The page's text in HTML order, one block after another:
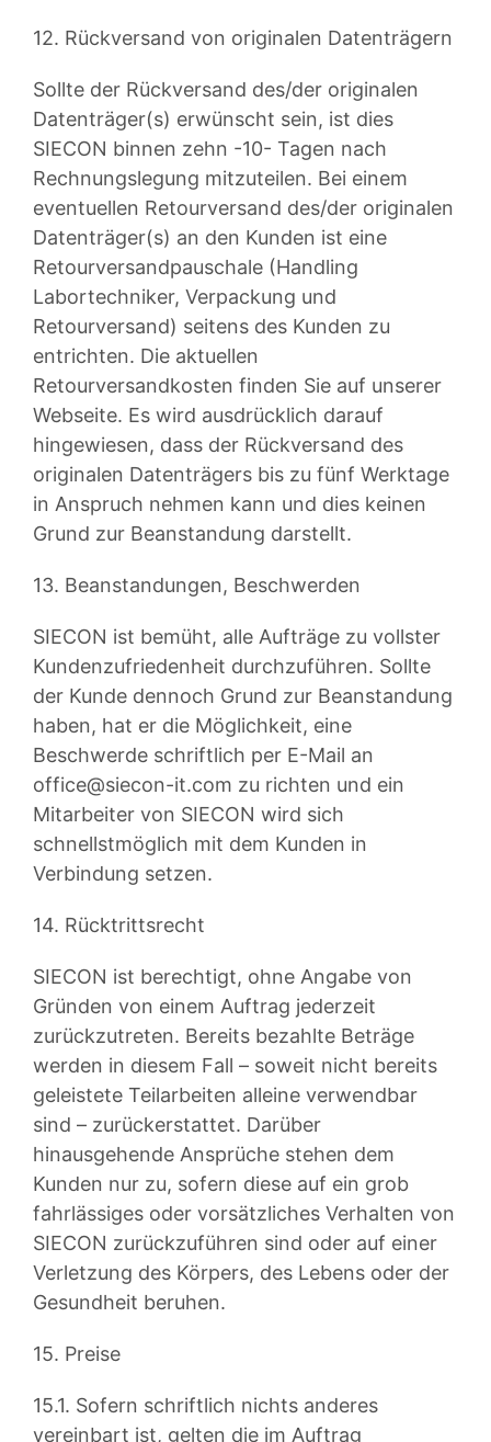
12. Rückversand von originalen Datenträgern
Sollte der Rückversand des/der originalen
Datenträger(s) erwünscht sein, ist dies
SIECON binnen zehn -10- Tagen nach
Rechnungslegung mitzuteilen. Bei einem
eventuellen Retourversand des/der originalen
Datenträger(s) an den Kunden ist eine
Retourversandpauschale (Handling
Labortechniker, Verpackung und
Retourversand) seitens des Kunden zu
entrichten. Die aktuellen
Retourversandkosten finden Sie auf unserer
Webseite. Es wird ausdrücklich darauf
hingewiesen, dass der Rückversand des
originalen Datenträgers bis zu fünf Werktage
in Anspruch nehmen kann und dies keinen
Grund zur Beanstandung darstellt.
13. Beanstandungen, Beschwerden
SIECON ist bemüht, alle Aufträge zu vollster
Kundenzufriedenheit durchzuführen. Sollte
der Kunde dennoch Grund zur Beanstandung
haben, hat er die Möglichkeit, eine
Beschwerde schriftlich per E-Mail an
office@siecon-it.com zu richten und ein
Mitarbeiter von SIECON wird sich
schnellstmöglich mit dem Kunden in
Verbindung setzen.
14. Rücktrittsrecht
SIECON ist berechtigt, ohne Angabe von
Gründen von einem Auftrag jederzeit
zurückzutreten. Bereits bezahlte Beträge
werden in diesem Fall – soweit nicht bereits
geleistete Teilarbeiten alleine verwendbar
sind – zurückerstattet. Darüber
hinausgehende Ansprüche stehen dem
Kunden nur zu, sofern diese auf ein grob
fahrlässiges oder vorsätzliches Verhalten von
SIECON zurückzuführen sind oder auf einer
Verletzung des Körpers, des Lebens oder der
Gesundheit beruhen.
15. Preise
15.1. Sofern schriftlich nichts anderes
vereinbart ist, gelten die im Auftrag